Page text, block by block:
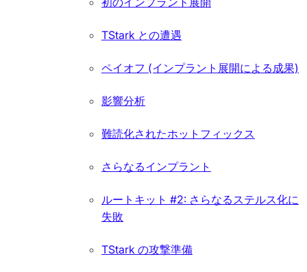
TStark との遭遇
ペイオフ (インプラント展開による成果)
影響分析
難読化されたホットフィックス
さらなるインプラント
ルートキット #2: さらなるステルス化に
失敗
TStark の攻撃準備